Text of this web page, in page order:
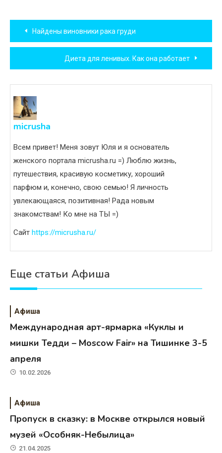
Навигация
по
записям
Найдены виновники рака груди
Диета для ленивых. Как она работает
micrusha
Всем привет! Меня зовут Юля и я основатель
женского портала micrusha.ru =) Люблю жизнь,
путешествия, красивую косметику, хороший
парфюм и, конечно, свою семью! Я личность
увлекающаяся, позитивная! Рада новым
знакомствам! Ко мне на ТЫ =)
Сайт https://micrusha.ru/
Еще статьи Афиша
Афиша
Международная арт-ярмарка «Куклы и
мишки Тедди – Moscow Fair» на Тишинке 3-5
апреля
10.02.2026
Афиша
Пропуск в сказку: в Москве открылся новый
музей «Особняк-Небылица»
21.04.2025